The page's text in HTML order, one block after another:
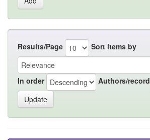
Results/Page Sort items by
In order Authors/record